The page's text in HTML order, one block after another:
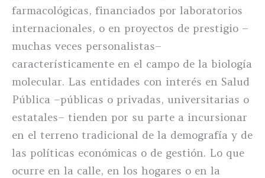
farmacológicas, financiados por laboratorios
internacionales, o en proyectos de prestigio –
muchas veces personalistas–
característicamente en el campo de la biología
molecular. Las entidades con interés en Salud
Pública –públicas o privadas, universitarias o
estatales– tienden por su parte a incursionar
en el terreno tradicional de la demografía y de
las políticas económicas o de gestión. Lo que
ocurre en la calle, en los hogares o en la